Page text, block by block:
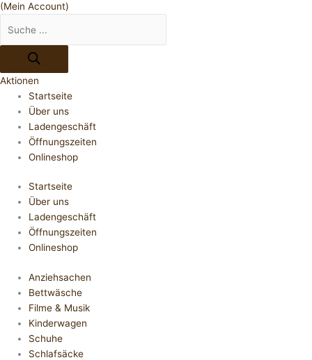
(Mein Account)
Aktionen
Startseite
Über uns
Ladengeschäft
Öffnungszeiten
Onlineshop
Startseite
Über uns
Ladengeschäft
Öffnungszeiten
Onlineshop
Anziehsachen
Bettwäsche
Filme & Musik
Kinderwagen
Schuhe
Schlafsäcke